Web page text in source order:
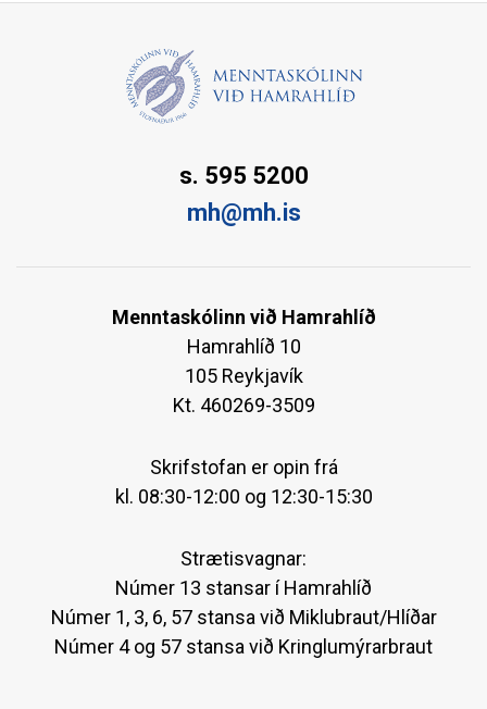
s. 595 5200
mh@mh.is
Menntaskólinn við Hamrahlíð
Hamrahlíð 10
105 Reykjavík
Kt. 460269-3509
Skrifstofan er opin frá
kl. 08:30-12:00 og 12:30-15:30
Strætisvagnar:
Númer 13 stansar í Hamrahlíð
Númer 1, 3, 6, 57 stansa við Miklubraut/Hlíðar
Númer 4 og 57 stansa við Kringlumýrarbraut